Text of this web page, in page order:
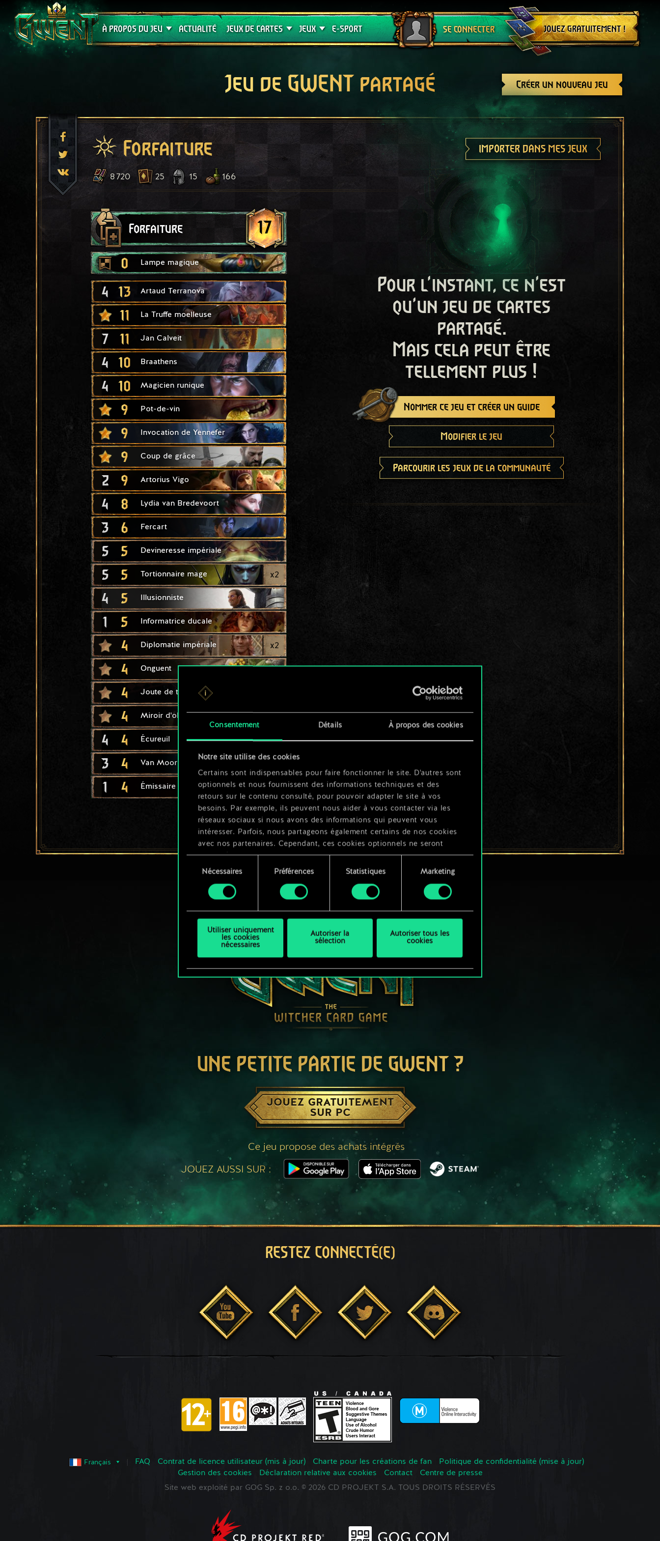
Consentement Détails À propos des cookies
Notre site utilise des cookies
Certains sont indispensables pour faire fonctionner le site. D'autres sont
optionnels et nous fournissent des informations techniques et des
retours sur le contenu consulté, pour pouvoir adapter le site à vos
besoins. Par exemple, ils peuvent nous aider à vous contacter via les
réseaux sociaux si nous avons des informations qui peuvent vous
intéresser. Parfois, nous partageons également certains de nos cookies
avec nos partenaires. Cependant, ces cookies optionnels ne seront
appliqués qu'avec votre permission.
et modifier vos préférences dans le menu "Paramètres" ci-dessous.
consentement
Nécessaires Préférences Statistiques Marketing
Utiliser uniquement
les cookies
nécessaires
Autoriser la
sélection
Autoriser tous les
cookies
À PROPOS DU JEU
Assistance
ACTUALITÉ JEUX DE CARTES
Crimson Curse
JEUX
Guides de jeux
E-SPORT SE CONNECTER
Se déconnecter
JOUEZ GRATUITEMENT !
Créer un nouveau jeu
Jeu de GWENT partagé
Forfaiture IMPORTER DANS MES JEUX
8 720 25 15 166
Forfaiture 17
0 Lampe magique
4 13 Artaud Terranova
11 La Truffe moelleuse
7 11 Jan Calveit
4 10 Braathens
4 10 Magicien runique
9 Pot-de-vin
9 Invocation de Yennefer
9 Coup de grâce
2 9 Artorius Vigo
4 8 Lydia van Bredevoort
3 6 Fercart
5 5 Devineresse impériale
5 5 Tortionnaire mage x2
4 5 Illusionniste
1 5 Informatrice ducale
4 Diplomatie impériale x2
4 Onguent
4 Joute de tournoi
4 Miroir d'obsidienne
4 4 Écureuil
3 4 Van Moorlehem : chasseur
1 4 Émissaire
Pour l'instant, ce n'est
qu'un jeu de cartes
partagé.
Mais cela peut être
tellement plus !
Nommer ce jeu et créer un guide
Modifier le jeu
Parcourir les jeux de la communauté
UNE PETITE PARTIE DE GWENT ?
JOUEZ GRATUITEMENT
SUR PC
Ce jeu propose des achats intégrés
JOUEZ AUSSI SUR :
RESTEZ CONNECTÉ(E)
Français FAQ Contrat de licence utilisateur (mis à jour) Charte pour les créations de fan
Politique de confidentialité (mise à jour)
Gestion des cookies
Déclaration relative aux cookies Contact
Centre de presse
Site web exploité par GOG Sp. z o.o. © 2026 CD PROJEKT S.A. TOUS DROITS RÉSERVÉS